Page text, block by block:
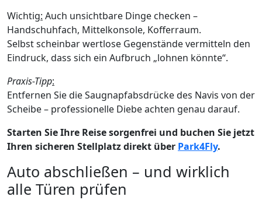
Wichtig: Auch unsichtbare Dinge checken –
Handschuhfach, Mittelkonsole, Kofferraum.
Selbst scheinbar wertlose Gegenstände vermitteln den
Eindruck, dass sich ein Aufbruch „lohnen könnte“.
Praxis-Tipp:
Entfernen Sie die Saugnapfabsdrücke des Navis von der
Scheibe – professionelle Diebe achten genau darauf.
Starten Sie Ihre Reise sorgenfrei und buchen Sie jetzt
Ihren sicheren Stellplatz direkt über Park4Fly.
Auto abschließen – und wirklich
alle Türen prüfen